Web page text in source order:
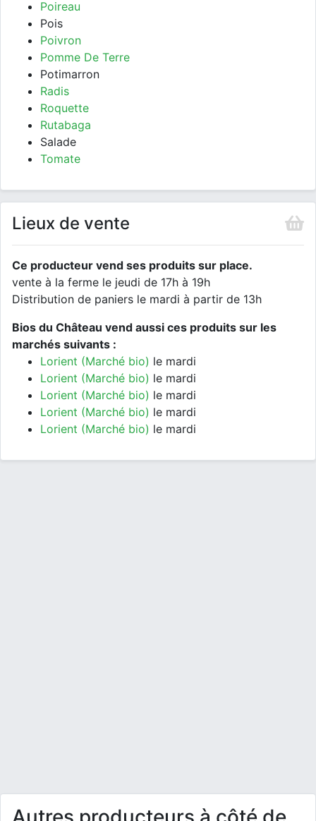
Poireau
Pois
Poivron
Pomme De Terre
Potimarron
Radis
Roquette
Rutabaga
Salade
Tomate
Lieux de vente
Ce producteur vend ses produits sur place.
vente à la ferme le jeudi de 17h à 19h
Distribution de paniers le mardi à partir de 13h
Bios du Château vend aussi ces produits sur les
marchés suivants :
Lorient (Marché bio) le mardi
Lorient (Marché bio) le mardi
Lorient (Marché bio) le mardi
Lorient (Marché bio) le mardi
Lorient (Marché bio) le mardi